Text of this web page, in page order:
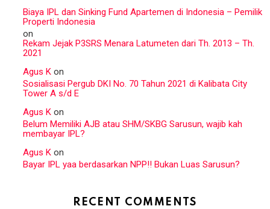
Biaya IPL dan Sinking Fund Apartemen di Indonesia – Pemilik
Properti Indonesia
on
Rekam Jejak P3SRS Menara Latumeten dari Th. 2013 – Th.
2021
Agus K on
Sosialisasi Pergub DKI No. 70 Tahun 2021 di Kalibata City
Tower A s/d E
Agus K on
Belum Memiliki AJB atau SHM/SKBG Sarusun, wajib kah
membayar IPL?
Agus K on
Bayar IPL yaa berdasarkan NPP!! Bukan Luas Sarusun?
RECENT COMMENTS